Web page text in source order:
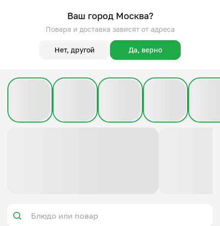
Ваш город Москва?
Повара и доставка зависят от адреса
Нет, другой Да, верно